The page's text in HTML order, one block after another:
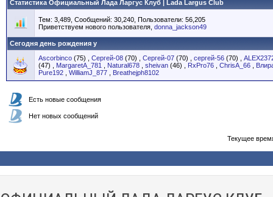
Статистика Официальный Лада Ларгус Клуб | Lada Largus Club
Тем: 3,489, Сообщений: 30,240, Пользователи: 56,205
Приветствуем нового пользователя, donna_jackson49
Сегодня день рождения у
Ascorbinco (75) Сергей-08 (70) Сергей-07 (70) сергей-56 (70)
(47)
MargaretA_781 Natural678 sheivan (46) RxPro76 ChrisA_66
Pure192
WilliamJ_877 Breathejph8102
Есть новые сообщения
Нет новых сообщений
Текущее